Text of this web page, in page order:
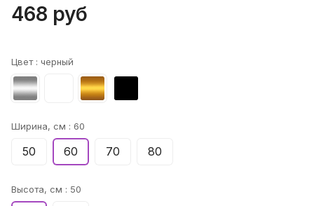
468 руб
Цвет : черный
Ширина, см : 60
50 60 70 80
Высота, см : 50